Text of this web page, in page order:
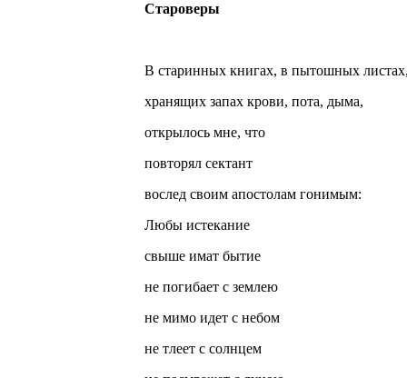
Староверы
В старинных книгах, в пытошных
хранящих запах крови, пота, дыма,
открылось мне, что
повторял сектант
вослед своим апостолам гонимым:
Любы истекание
свыше имат бытие
не погибает с землею
не мимо идет с небом
не тлеет с солнцем